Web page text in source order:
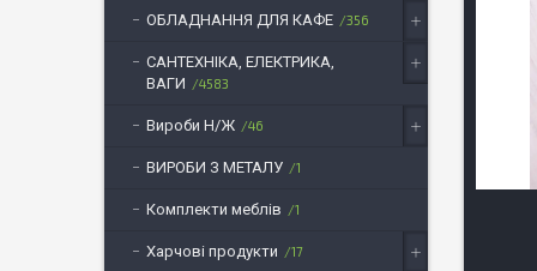
ОБЛАДНАННЯ ДЛЯ КАФЕ 356
САНТЕХНІКА, ЕЛЕКТРИКА,
ВАГИ
4583
Вироби Н/Ж 46
ВИРОБИ З МЕТАЛУ 1
Комплекти меблів 1
Харчові продукти 17